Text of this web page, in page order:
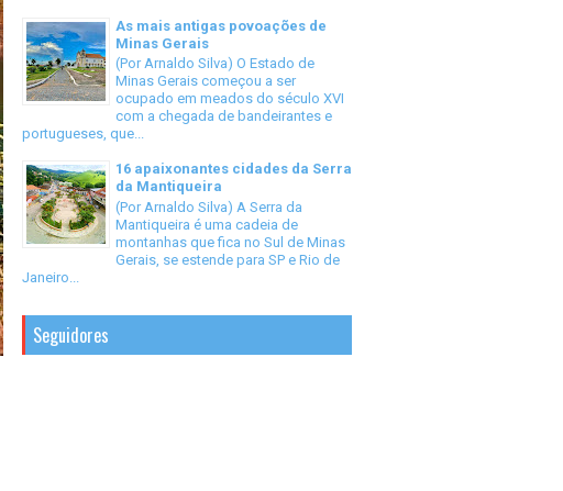
As mais antigas povoações de
Minas Gerais
(Por Arnaldo Silva) O Estado de
Minas Gerais começou a ser
ocupado em meados do século XVI
com a chegada de bandeirantes e
portugueses, que...
16 apaixonantes cidades da Serra
da Mantiqueira
(Por Arnaldo Silva) A Serra da
Mantiqueira é uma cadeia de
montanhas que fica no Sul de Minas
Gerais, se estende para SP e Rio de
Janeiro...
Seguidores